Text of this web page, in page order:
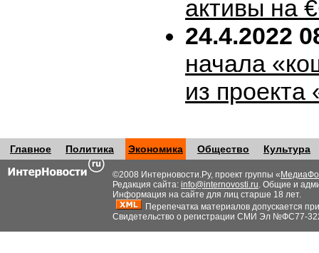
активы на
24.4.2022
начала
из
Главное Политика Экономика Общество Культура
©2008 Интерновости.Ру, проект группы «
Редакция сайта: info@internovosti.ru. Общие и
Информация на сайте для лиц старше 18 лет.
Перепечатка материалов допускается
Свидетельство о регистрации СМИ Эл №ФС77-